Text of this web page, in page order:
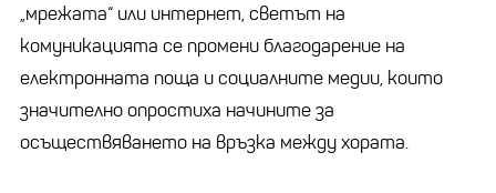
„мрежата“ или интернет, светът на
комуникацията се промени благодарение на
електронната поща и социалните медии, които
значително опростиха начините за
осъществяването на връзка между хората.